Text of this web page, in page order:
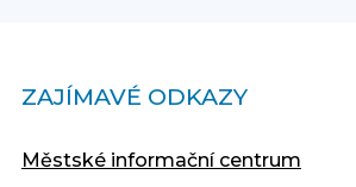
ZAJÍMAVÉ ODKAZY
Městské informační centrum